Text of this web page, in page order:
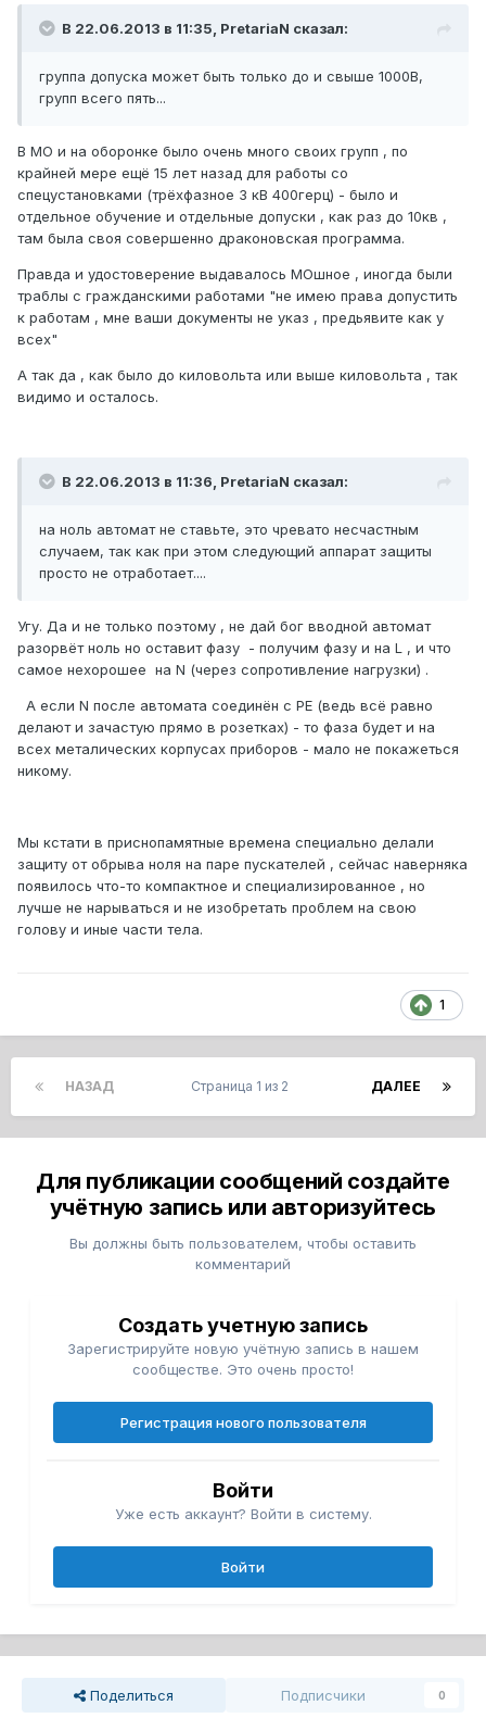
В 22.06.2013 в 11:35, PretariaN сказал:
группа допуска может быть только до и свыше 1000В,
групп всего пять...
В МО и на оборонке было очень много своих групп , по
крайней мере ещё 15 лет назад для работы со
спецустановками (трёхфазное 3 кВ 400герц) - было и
отдельное обучение и отдельные допуски , как раз до 10кв ,
там была своя совершенно драконовская программа.
Правда и удостоверение выдавалось МОшное , иногда были
траблы с гражданскими работами "не имею права допустить
к работам , мне ваши документы не указ , предьявите как у
всех"
А так да , как было до киловольта или выше киловольта , так
видимо и осталось.
В 22.06.2013 в 11:36, PretariaN сказал:
на ноль автомат не ставьте, это чревато несчастным
случаем, так как при этом следующий аппарат защиты
просто не отработает....
Угу. Да и не только поэтому , не дай бог вводной автомат
разорвёт ноль но оставит фазу - получим фазу и на L , и что
самое нехорошее на N (через сопротивление нагрузки) .
А если N после автомата соединён с PE (ведь всё равно
делают и зачастую прямо в розетках) - то фаза будет и на
всех металических корпусах приборов - мало не покажеться
никому.
Мы кстати в приснопамятные времена специально делали
защиту от обрыва ноля на паре пускателей , сейчас наверняка
появилось что-то компактное и специализированное , но
лучше не нарываться и не изобретать проблем на свою
голову и иные части тела.
1
НАЗАД ДАЛЕЕ
Страница 1 из 2
Для публикации сообщений создайте
учётную запись или авторизуйтесь
Вы должны быть пользователем, чтобы оставить
комментарий
Создать учетную запись
Зарегистрируйте новую учётную запись в нашем
сообществе. Это очень просто!
Регистрация нового пользователя
Войти
Уже есть аккаунт? Войти в систему.
Войти
Поделиться Подписчики 0